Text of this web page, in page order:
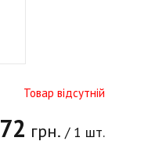
Товар відсутній
72 грн. / 1 шт.